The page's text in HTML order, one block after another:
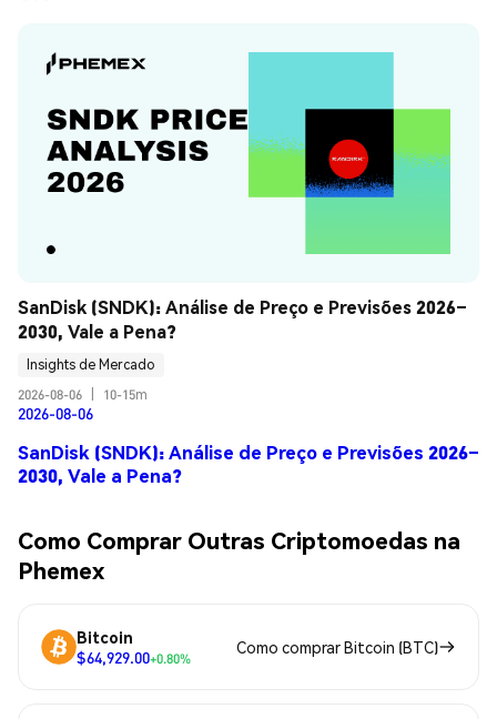
SanDisk (SNDK): Análise de Preço e Previsões 2026–
2030, Vale a Pena?
Insights de Mercado
2026-08-06
10-15m
2026-08-06
SanDisk (SNDK): Análise de Preço e Previsões 2026–
2030, Vale a Pena?
Como Comprar Outras Criptomoedas na
Phemex
Bitcoin
$64,929.00+0.80%
Como comprar Bitcoin (BTC)